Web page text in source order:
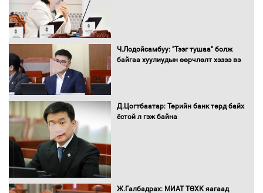
Монгол Улс “COP17”-д “Тал хээрийн
төлөвлөгөө”-гөө танилцуулна
16 төрлийн эмийг нэг эх үүсвэрээс
Бүх шатанд хэмнэлтийн горимд
Ч.Лодойсамбуу: "Тээг тушаа" болж
байгаа хуулиудын өөрчлөлт хэзээ вэ
Д.Цогтбаатар: Төрийн банк төрд байх
ёстой л гэж байна
Ж.Галбадрах: МИАТ ТӨХК яагаад